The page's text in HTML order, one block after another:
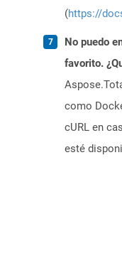
(https://
No puedo
favorito.
como
cURL en
esté